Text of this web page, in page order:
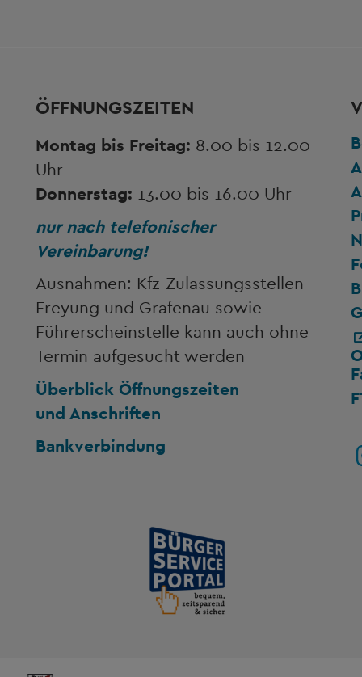
ÖFFNUNGSZEITEN
Montag bis Freitag: 8.00 bis 12.00
Uhr
Donnerstag: 13.00 bis 16.00 Uhr
nur nach telefonischer
Vereinbarung!
Ausnahmen: Kfz-Zulassungsstellen
Freyung und Grafenau sowie
Führerscheinstelle kann auch ohne
Termin aufgesucht werden
Überblick Öffnungszeiten
und Anschriften
Bankverbindung